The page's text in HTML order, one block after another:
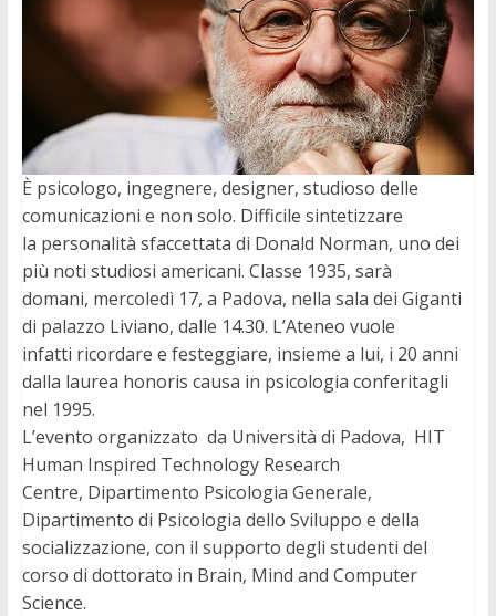
È psicologo, ingegnere, designer, studioso delle
comunicazioni e non solo. Difficile sintetizzare
la personalità sfaccettata di Donald Norman, uno dei
più noti studiosi americani. Classe 1935, sarà
domani, mercoledì 17, a Padova, nella sala dei Giganti
di palazzo Liviano, dalle 14.30. L’Ateneo vuole
infatti ricordare e festeggiare, insieme a lui, i 20 anni
dalla laurea honoris causa in psicologia conferitagli
nel 1995.
L’evento organizzato da Università di Padova, HIT
Human Inspired Technology Research
Centre, Dipartimento Psicologia Generale,
Dipartimento di Psicologia dello Sviluppo e della
socializzazione, con il supporto degli studenti del
corso di dottorato in Brain, Mind and Computer
Science.